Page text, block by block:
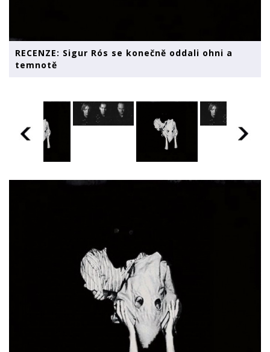
RECENZE: Sigur Rós se konečně oddali ohni a
temnotě